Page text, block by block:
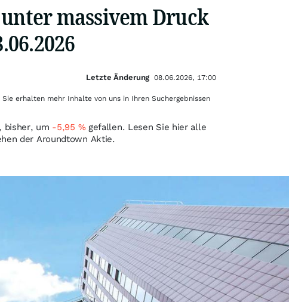
massivem Druck
bisher, um -5,95 %gefallen. Lesen Sie hier alle
der Aroundtown Aktie.
Letzte Änderung 08.06.2026, 17:00
Sie erhalten mehr Inhalte von uns in Ihren Suchergebnissen